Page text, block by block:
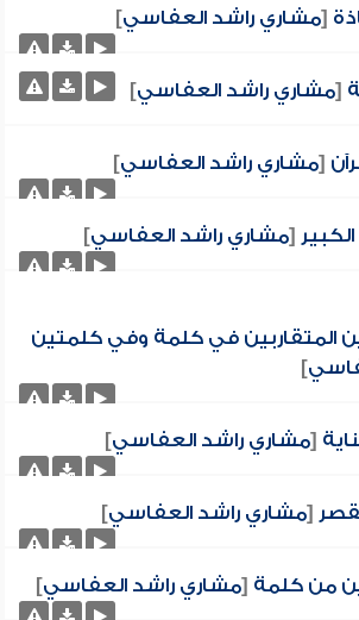
[مشاري راشد العفاسي]
[مشاري راشد العفاسي]
[مشاري راشد العفاسي]
[مشاري راشد العفاسي]
المتقاربين في كلمة وفي كلمتين
]
[مشاري راشد العفاسي]
[مشاري راشد العفاسي]
من كلمة [مشاري راشد العفاسي]